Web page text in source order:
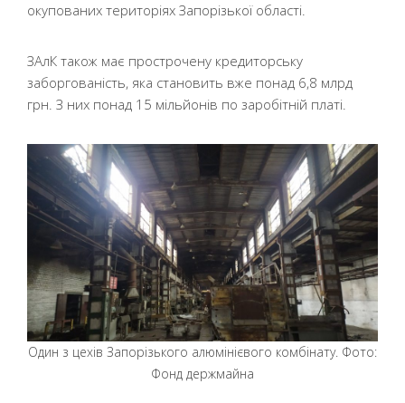
окупованих територіях Запорізької області.
ЗАлК також має прострочену кредиторську
заборгованість, яка становить вже понад 6,8 млрд
грн. З них понад 15 мільйонів по заробітній платі.
Один з цехів Запорізького алюмінієвого комбінату. Фото:
Фонд держмайна